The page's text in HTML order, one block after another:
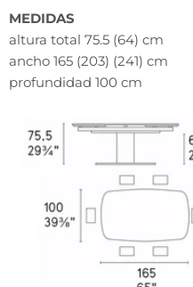
MEDIDAS
altura total 75.5 (64) cm
ancho 165 (203) (241) cm
profundidad 100 cm